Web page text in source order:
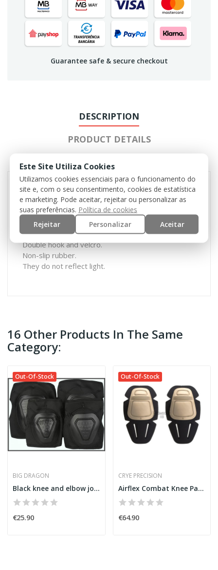
Guarantee safe & secure checkout
DESCRIPTION
PRODUCT DETAILS
REVIEWS
Made of neoprene (synthetic polymer that
resembles rubber. Resistant to oil, heat and
erosion).
Secure locking system.
Double hook and velcro.
Non-slip rubber.
They do not reflect light.
16 Other Products In The Same
Category:
Out-Of-Stock
BIG DRAGON
Black knee and elbow joint set
€25.90
Out-Of-Stock
CRYE PRECISION
Airflex Combat Knee Pads [Crye Precision]
€64.90
Este Site Utiliza Cookies
Utilizamos cookies essenciais para o funcionamento do
site e, com o seu consentimento, cookies de estatística
e marketing. Pode aceitar, rejeitar ou personalizar as
suas preferências. Política de cookies
Rejeitar
Personalizar Aceitar